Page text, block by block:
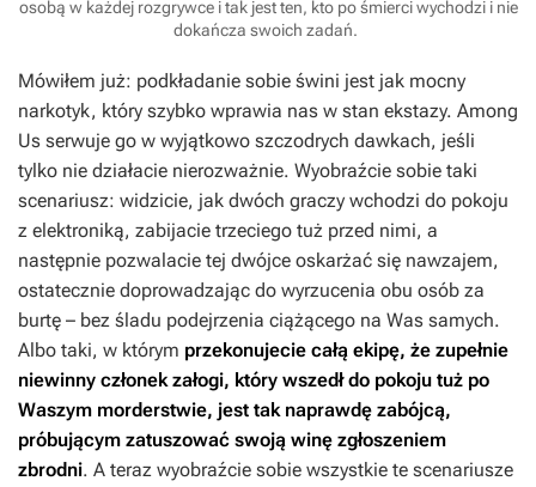
osobą w każdej rozgrywce i tak jest ten, kto po śmierci wychodzi i nie
dokańcza swoich zadań.
Mówiłem już: podkładanie sobie świni jest jak mocny
narkotyk, który szybko wprawia nas w stan ekstazy. Among
Us serwuje go w wyjątkowo szczodrych dawkach, jeśli
tylko nie działacie nierozważnie. Wyobraźcie sobie taki
scenariusz: widzicie, jak dwóch graczy wchodzi do pokoju
z elektroniką, zabijacie trzeciego tuż przed nimi, a
następnie pozwalacie tej dwójce oskarżać się nawzajem,
ostatecznie doprowadzając do wyrzucenia obu osób za
burtę – bez śladu podejrzenia ciążącego na Was samych.
Albo taki, w którym przekonujecie całą ekipę, że zupełnie
niewinny członek załogi, który wszedł do pokoju tuż po
Waszym morderstwie, jest tak naprawdę zabójcą,
próbującym zatuszować swoją winę zgłoszeniem
zbrodni. A teraz wyobraźcie sobie wszystkie te scenariusze